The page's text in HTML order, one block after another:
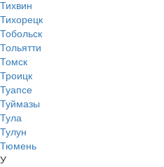
Тихвин
Тихорецк
Тобольск
Тольятти
Томск
Троицк
Туапсе
Туймазы
Тула
Тулун
Тюмень
У